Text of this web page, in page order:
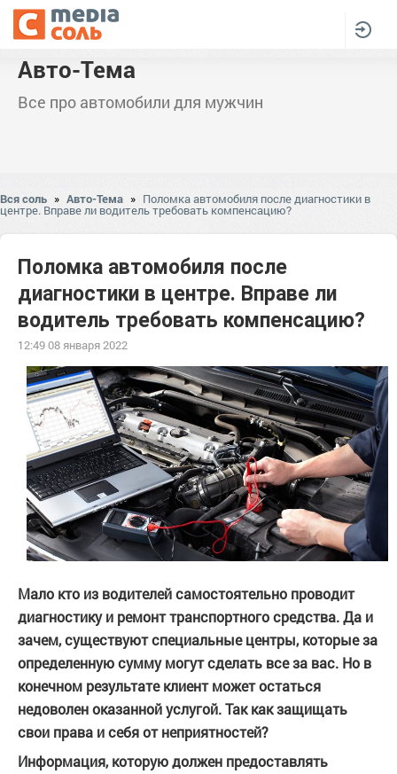
Авто-Тема
Все про автомобили для мужчин
Вся соль » Авто-Тема » Поломка автомобиля после диагностики в
центре. Вправе ли водитель требовать компенсацию?
Поломка автомобиля после
диагностики в центре. Вправе ли
водитель требовать компенсацию?
12:49 08 января 2022
Мало кто из водителей самостоятельно проводит
диагностику и ремонт транспортного средства. Да и
зачем, существуют специальные центры, которые за
определенную сумму могут сделать все за вас. Но в
конечном результате клиент может остаться
недоволен оказанной услугой. Так как защищать
свои права и себя от неприятностей?
Информация, которую должен предоставлять